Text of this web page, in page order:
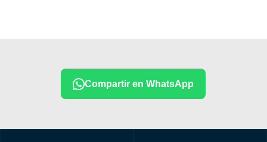
Compartir en WhatsApp